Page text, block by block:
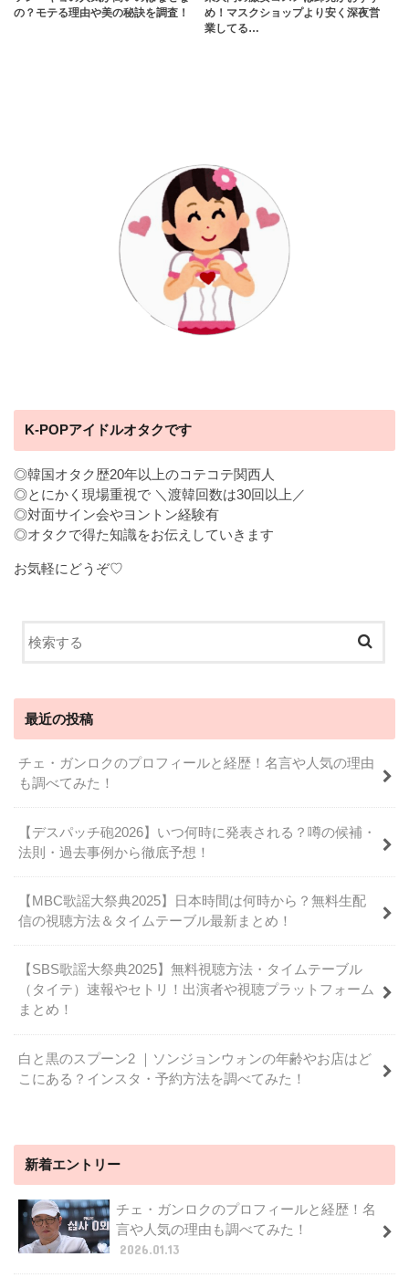
の？モテる理由や美の秘訣を調査！
め！マスクショップより安く深夜営
業してる…
K-POPアイドルオタクです
◎韓国オタク歴20年以上のコテコテ関西人
◎とにかく現場重視で ＼渡韓回数は30回以上／
◎対面サイン会やヨントン経験有
◎オタクで得た知識をお伝えしていきます
お気軽にどうぞ♡
最近の投稿
チェ・ガンロクのプロフィールと経歴！名言や人気の理由
も調べてみた！
【デスパッチ砲2026】いつ何時に発表される？噂の候補・
法則・過去事例から徹底予想！
【MBC歌謡大祭典2025】日本時間は何時から？無料生配
信の視聴方法＆タイムテーブル最新まとめ！
【SBS歌謡大祭典2025】無料視聴方法・タイムテーブル
（タイテ）速報やセトリ！出演者や視聴プラットフォーム
まとめ！
白と黒のスプーン2 ｜ソンジョンウォンの年齢やお店はど
こにある？インスタ・予約方法を調べてみた！
新着エントリー
チェ・ガンロクのプロフィールと経歴！名
言や人気の理由も調べてみた！
2026.01.13